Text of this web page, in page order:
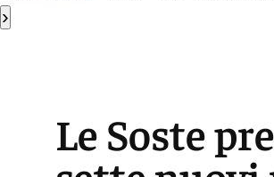
›
Le Soste